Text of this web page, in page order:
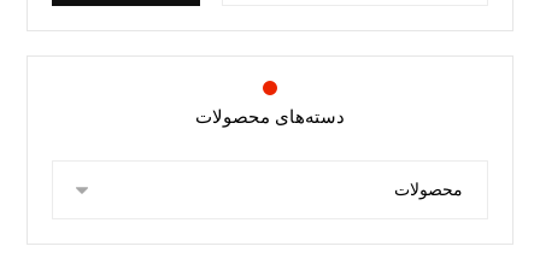
دسته‌های محصولات